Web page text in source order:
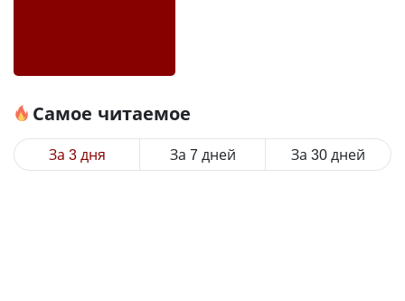
Самое читаемое
За 3 дня За 7 дней За 30 дней